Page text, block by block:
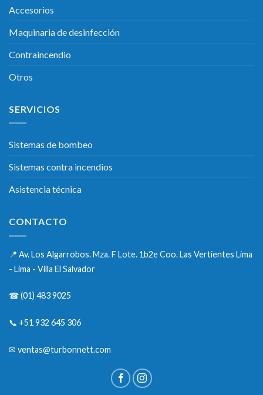
Accesorios
Maquinaria de desinfección
Contraincendio
Otros
SERVICIOS
Sistemas de bombeo
Sistemas contra incendios
Asistencia técnica
CONTACTO
📍 Av. Los Algarrobos. Mza. F Lote. 1b2e Coo. Las Vertientes Lima
- Lima - Villa El Salvador
☎(01) 483 9025
📞 +51 932 645 306
✉ ventas@turbonnett.com